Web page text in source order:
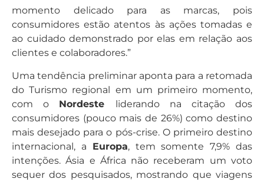
momento delicado para as marcas, pois
consumidores estão atentos às ações tomadas e
ao cuidado demonstrado por elas em relação aos
clientes e colaboradores.”
Uma tendência preliminar aponta para a retomada
do Turismo regional em um primeiro momento,
com o Nordeste liderando na citação dos
consumidores (pouco mais de 26%) como destino
mais desejado para o pós-crise. O primeiro destino
internacional, a Europa, tem somente 7,9% das
intenções. Ásia e África não receberam um voto
sequer dos pesquisados, mostrando que viagens